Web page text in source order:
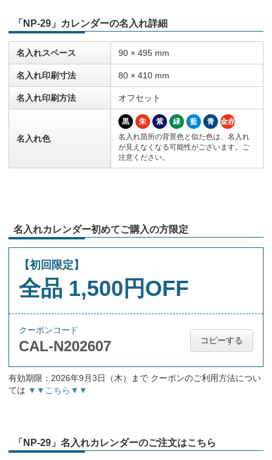
「NP-29」カレンダーの名入れ詳細
名入れスペース 90 × 495 mm
名入れ印刷寸法 80 × 410 mm
名入れ印刷方法 オフセット
名入れ色
黒 朱 紫 緑 藍 青
金赤
名入れ箇所の背景色と似た色は、名入れ
が見えなくなる可能性がございます。ご
注意ください。
名入れカレンダー初めてご購入の方限定
【初回限定】
全品 1,500円OFF
クーポンコード
CAL-N202607 コピーする
有効期限：2026年9月3日（木）まで クーポンのご利用方法につい
ては ▼▼こちら▼▼
「NP-29」名入れカレンダーのご注文はこちら